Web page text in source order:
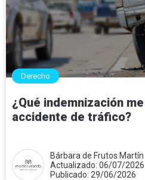
Derecho
¿Qué indemnización
accidente de tráfico?
Bárbara de Frutos Martín
Actualizado: 06/07/2026
Publicado: 29/06/2026